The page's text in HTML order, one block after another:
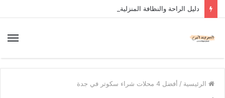
دليل الراحة والنظافة المنزلية
الرئيسية / أفضل 4 محلات شراء سكوتر في جدة